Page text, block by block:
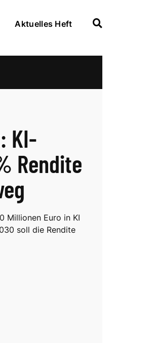
Aktuelles Heft
KI-
Rendite
Millionen Euro in KI
soll die Rendite